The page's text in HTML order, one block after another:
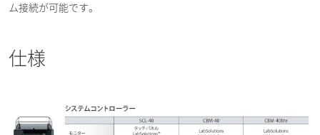
ム接続が可能です。
仕様